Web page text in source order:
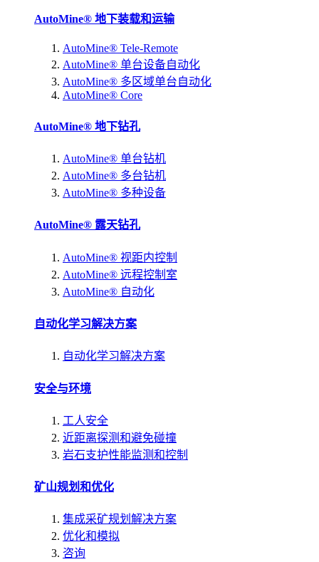
AutoMine® 地下装载和运输
AutoMine® Tele-Remote
AutoMine® 单台设备自动化
AutoMine® 多区域单台自动化
AutoMine® Core
AutoMine® 地下钻孔
AutoMine® 单台钻机
AutoMine® 多台钻机
AutoMine® 多种设备
AutoMine® 露天钻孔
AutoMine® 视距内控制
AutoMine® 远程控制室
AutoMine® 自动化
自动化学习解决方案
自动化学习解决方案
安全与环境
工人安全
近距离探测和避免碰撞
岩石支护性能监测和控制
矿山规划和优化
集成采矿规划解决方案
优化和模拟
咨询